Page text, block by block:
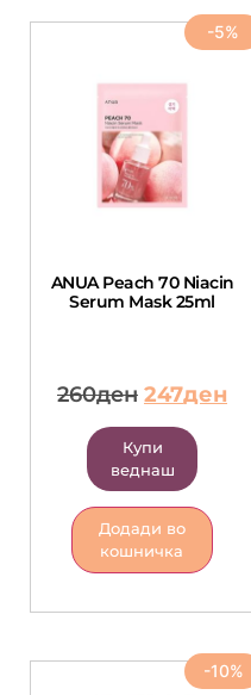
-5%
ANUA Peach 70 Niacin
Serum Mask 25ml
260ден 247ден
Купи
веднаш
Додади во
кошничка
-10%